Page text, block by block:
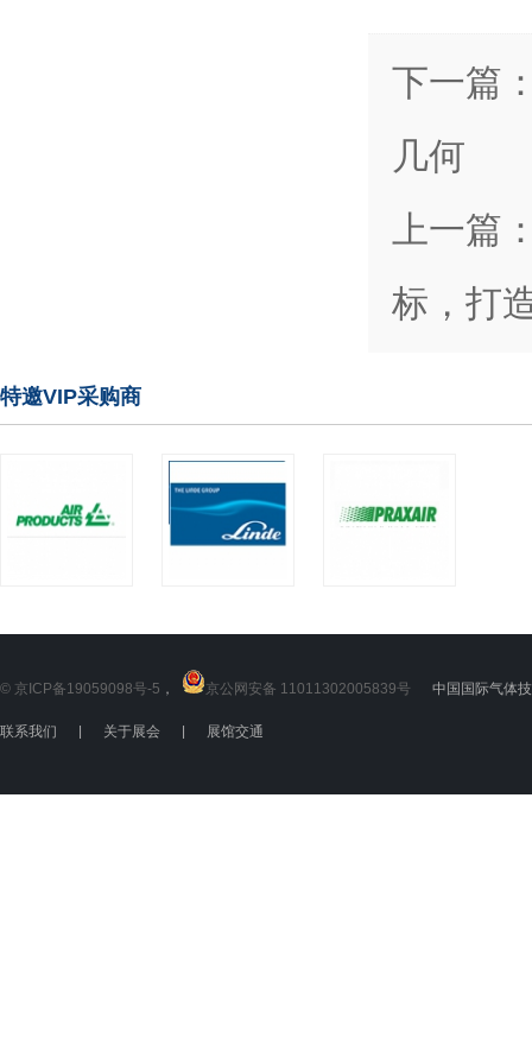
下一篇
几何
上一篇
标，打
特邀VIP采购商
© 京ICP备19059098号-5 ， 京公网安备 11011302005839号 中国国际气体技
联系我们 | 关于展会 | 展馆交通